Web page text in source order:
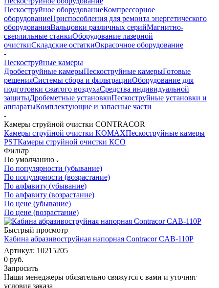
Пескоструйное оборудованиеКомпрессорное
оборудованиеПриспособления для ремонта энергетического
оборудованияВальцовки различных серийМагнитно-
сверлильные станкиОборудование лазерной
очисткиСкладские остаткиОкрасочное оборудование
-
Пескоструйные камеры
Дробеструйные камерыПескоструйные камерыГотовые
решенияСистемы сбора и фильтрацииОборудование для
подготовки сжатого воздухаСредства индивидуальной
защитыДробеметные установкиПескоструйные установки и
аппаратыКомплектующие и запасные части
-
Камеры струйной очистки CONTRACOR
Камеры струйной очистки KOMAXПескоструйные камеры
PSTКамеры струйной очистки КСО
Фильтр
По умолчанию
По популярности (убывание)
По популярности (возрастание)
По алфавиту (убывание)
По алфавиту (возрастание)
По цене (убывание)
По цене (возрастание)
Быстрый просмотр
Кабина абразивоструйная напорная Contracor CAB-110P
Артикул: 10215205
0 руб.
Запросить
Наши менеджеры обязательно свяжутся с вами и уточнят
условия заказа